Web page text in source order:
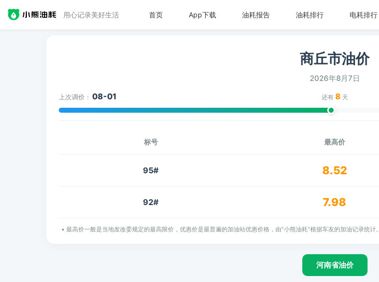
用心记录美好生活 首页 App下载 油耗报告 油耗排行 电耗排行
商丘市油价
2026年8月7日
上次调价： 08-01 还有 8 天
标号 最高价
95# 8.52
92# 7.98
• 最高价一般是当地发改委规定的最高限价，优惠价是最普遍的加油站优惠价格，由"小熊油耗"根据车友的加油记录统计。
河南省油价